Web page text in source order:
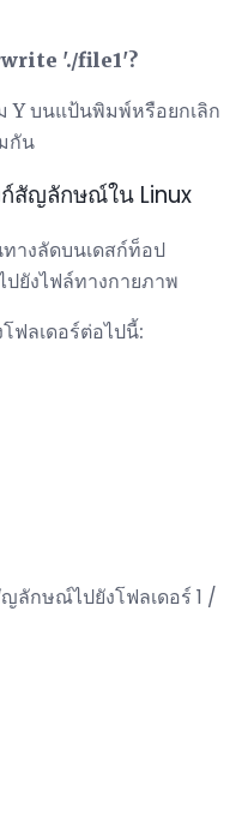
'./file1'?
Y บนแป้นพิมพ์หรือยกเลิก
กัน
สัญลักษณ์ใน Linux
างลัดบนเดสก์ท็อป
ยังไฟล์ทางกายภาพ
ฟลเดอร์ต่อไปนี้:
ลักษณ์ไปยังโฟลเดอร์ 1 /